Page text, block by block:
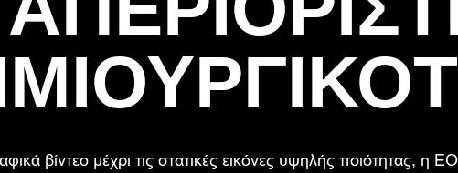
βίντεο μέχρι τις στατικές εικόνες υψηλής ποιότητας, η